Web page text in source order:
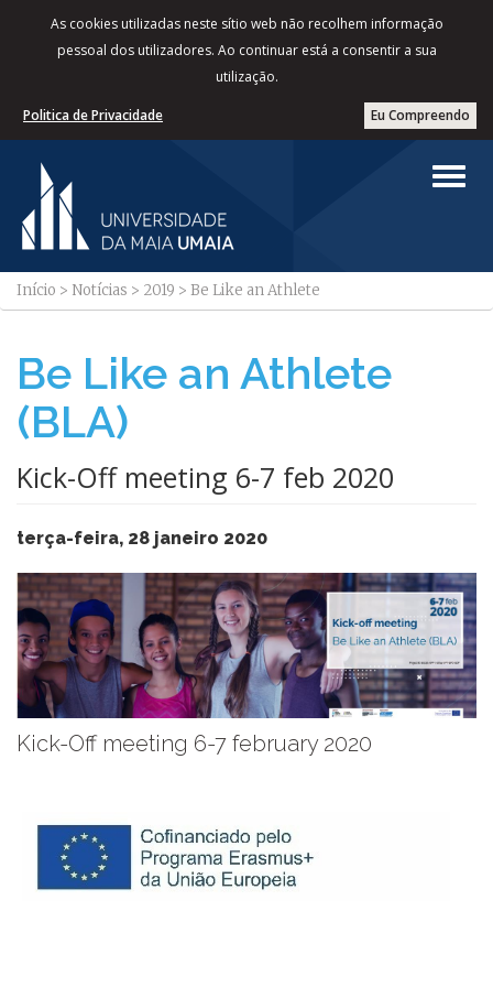
As cookies utilizadas neste sítio web não recolhem informação
pessoal dos utilizadores. Ao continuar está a consentir a sua
utilização.
Eu Compreendo
Politica de Privacidade
Início > Notícias > 2019 > Be Like an Athlete
Be Like an Athlete
(BLA)
Kick-Off meeting 6-7 feb 2020
terça-feira, 28 janeiro 2020
​Kick-Off meeting 6-7 february 2020